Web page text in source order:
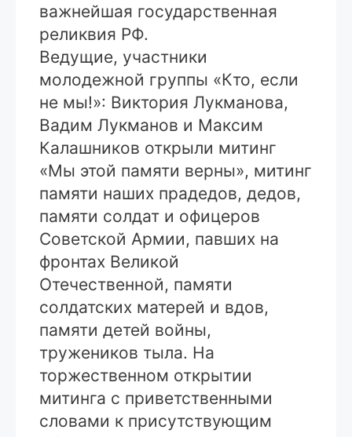
важнейшая государственная
реликвия РФ.
Ведущие, участники
молодежной группы «Кто, если
не мы!»: Виктория Лукманова,
Вадим Лукманов и Максим
Калашников открыли митинг
«Мы этой памяти верны», митинг
памяти наших прадедов, дедов,
памяти солдат и офицеров
Советской Армии, павших на
фронтах Великой
Отечественной, памяти
солдатских матерей и вдов,
памяти детей войны,
тружеников тыла. На
торжественном открытии
митинга с приветственными
словами к присутствующим